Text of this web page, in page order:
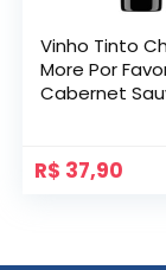
Vinho Tinto
More Por
Cabernet
R$ 37,90